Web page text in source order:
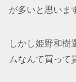
が多いと思いま
しかし姫野和樹
ムなんて買って